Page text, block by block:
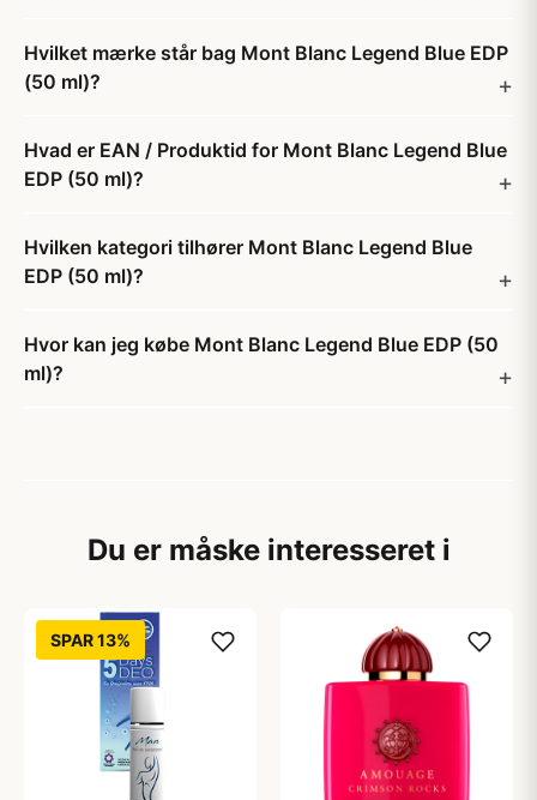
Hvilket mærke står bag Mont Blanc Legend Blue EDP
(50 ml)?
Hvad er EAN / Produktid for Mont Blanc Legend Blue
EDP (50 ml)?
Hvilken kategori tilhører Mont Blanc Legend Blue
EDP (50 ml)?
Hvor kan jeg købe Mont Blanc Legend Blue EDP (50
ml)?
Du er måske interesseret i
SPAR 13%